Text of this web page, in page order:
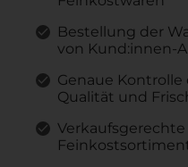
Bestellung der
von Kund:innen-
Genaue Kontrolle
Qualität und